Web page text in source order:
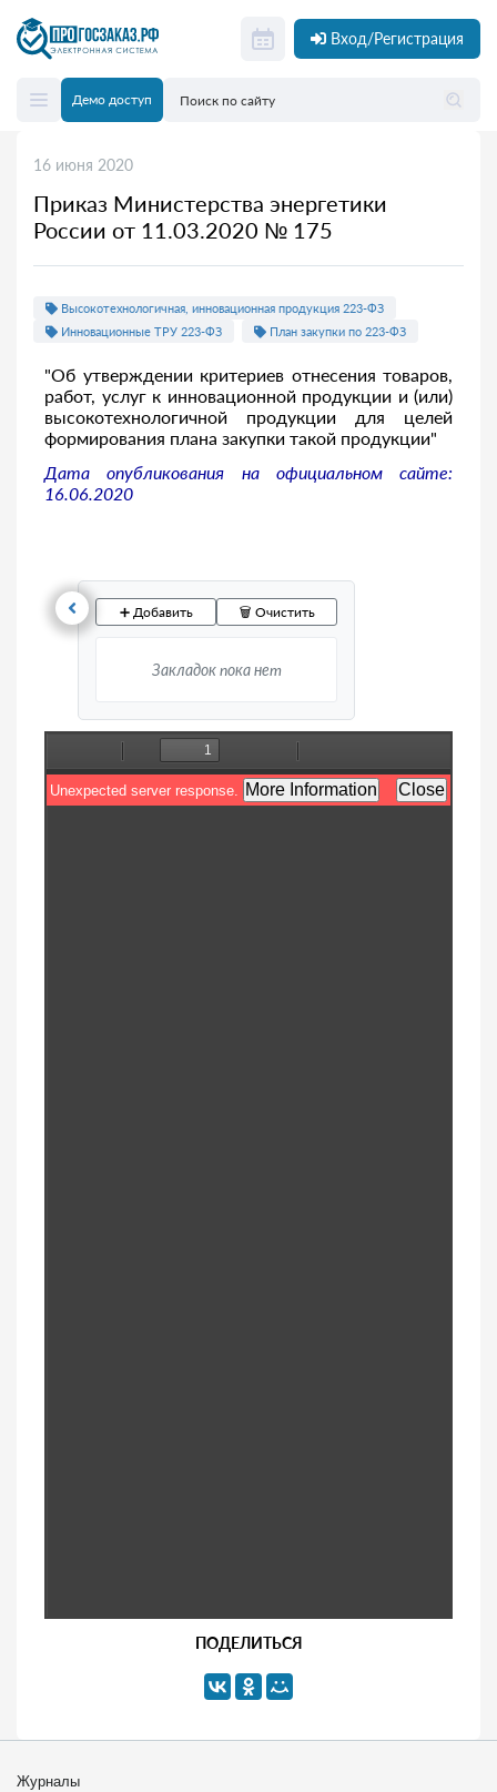
Вход/Регистрация
Демо доступ
16 июня 2020
Приказ Министерства энергетики
России от 11.03.2020 № 175
Высокотехнологичная, инновационная продукция 223-ФЗ
Инновационные ТРУ 223-ФЗ
План закупки по 223-ФЗ
"Об утверждении критериев отнесения товаров,
работ, услуг к инновационной продукции и (или)
высокотехнологичной продукции для целей
формирования плана закупки такой продукции"
Дата опубликования на официальном сайте:
16.06.2020
➕ Добавить 🗑️ Очистить
Закладок пока нет
ПОДЕЛИТЬСЯ
Журналы